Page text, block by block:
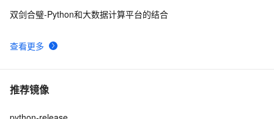
查看更多
双剑合璧-Python和大数据计算平台的结合
推荐镜像